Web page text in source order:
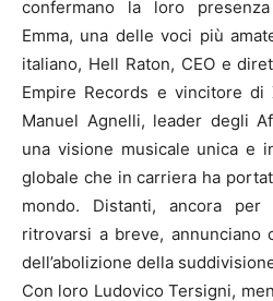
confermano la loro presenza
Emma, una delle voci più
italiano, Hell Raton, CEO e
Empire Records e vincitore di
Manuel Agnelli, leader degli
una visione musicale unica e
globale che in carriera ha
mondo. Distanti, ancora
ritrovarsi a breve, annunciano
dell’abolizione della
Con loro Ludovico Tersigni,